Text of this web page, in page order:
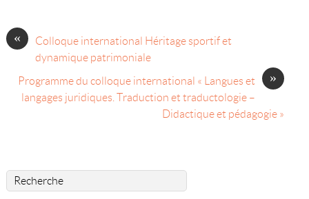
«
Colloque international Héritage sportif et
dynamique patrimoniale
»
Programme du colloque international « Langues et
langages juridiques. Traduction et traductologie –
Didactique et pédagogie »